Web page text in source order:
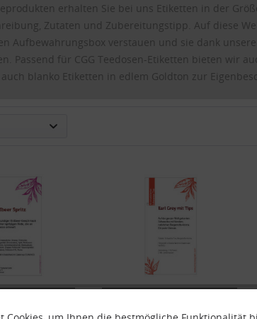
erhalten Sie bei uns Etiketten in der
Zutaten und Zubereitungstipp. Auf diese
Aufbewahrungsbox verstauen und sie dank
Passend für CGG Teedosen-Etiketten bieten wir
blanko Etiketten in edlem Goldton zur